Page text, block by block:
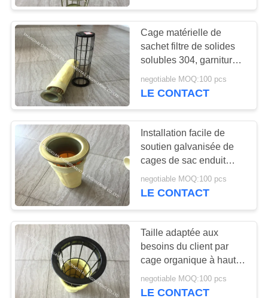
PLAN
DU
SITE
PRIVACY
POLICY
Cage matérielle de
sachet filtre de solides
solubles 304, garnitures
de dépoussiérage de
diamètre de fil de 3mm
negotiable MOQ:100 pcs
LE CONTACT
Installation facile de
soutien galvanisée de
cages de sac enduit
pour le traitement de la
poussière
negotiable MOQ:100 pcs
LE CONTACT
Taille adaptée aux
besoins du client par
cage organique à hautes
températures de filtre de
silicium pour des
negotiable MOQ:100 pcs
LE CONTACT